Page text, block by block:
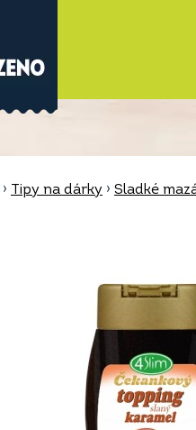
› Tipy na dárky › Sladké